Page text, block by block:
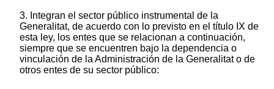
3. Integran el sector público instrumental de la
Generalitat, de acuerdo con lo previsto en el título IX de
esta ley, los entes que se relacionan a continuación,
siempre que se encuentren bajo la dependencia o
vinculación de la Administración de la Generalitat o de
otros entes de su sector público: